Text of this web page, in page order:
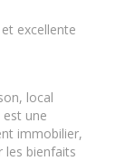
excellente
local
une
immobilier,
les bienfaits